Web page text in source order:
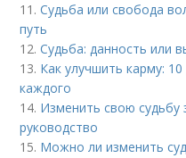
11.Судьба или свобода
путь
12.Судьба: данность или
13. Как улучшить карму:
каждого
14. Изменить свою судьбу
руководство
15. Можно ли изменить